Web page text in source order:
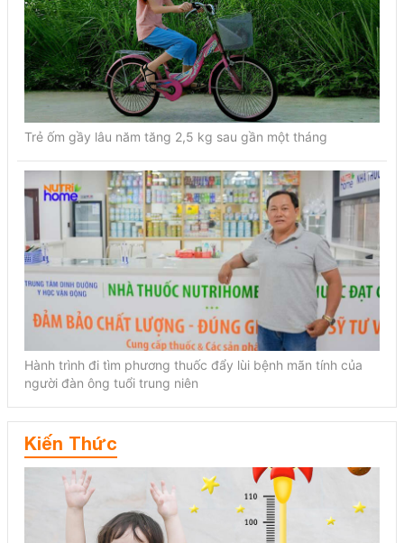
Trẻ ốm gầy lâu năm tăng 2,5 kg sau gần một tháng
Hành trình đi tìm phương thuốc đẩy lùi bệnh mãn tính của
người đàn ông tuổi trung niên
Kiến Thức